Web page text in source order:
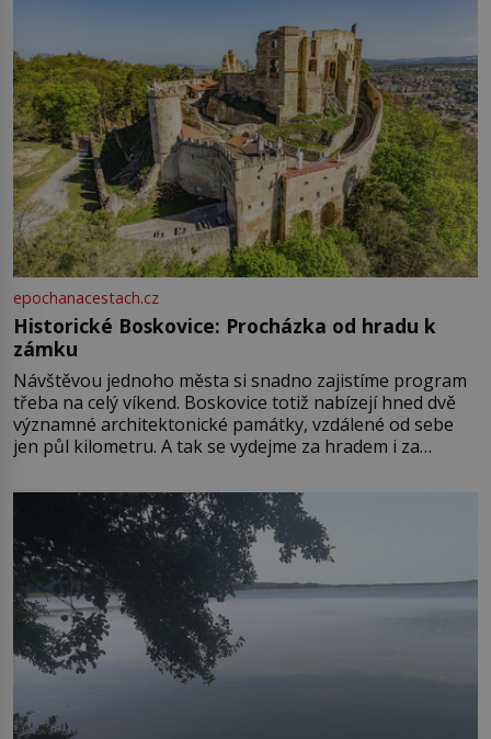
epochanacestach.cz
Historické Boskovice: Procházka od hradu k
zámku
Návštěvou jednoho města si snadno zajistíme program
třeba na celý víkend. Boskovice totiž nabízejí hned dvě
významné architektonické památky, vzdálené od sebe
jen půl kilometru. A tak se vydejme za hradem i za
Boskovice na okraji Drahanské vrchoviny vznikla někdy
ve13. století, a už v roce 1313 kronikáři zaznamenali